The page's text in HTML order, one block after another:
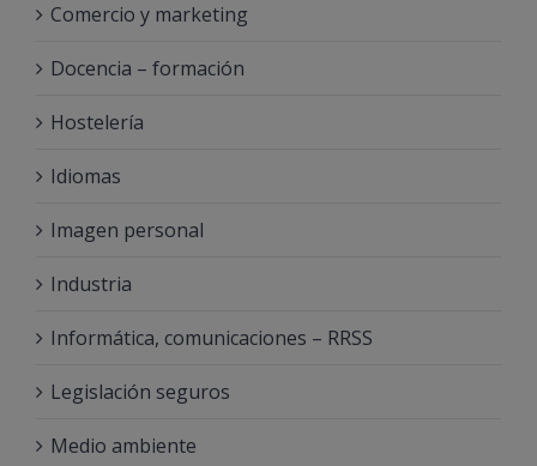
Comercio y marketing
Docencia – formación
Hostelería
Idiomas
Imagen personal
Industria
Informática, comunicaciones – RRSS
Legislación seguros
Medio ambiente